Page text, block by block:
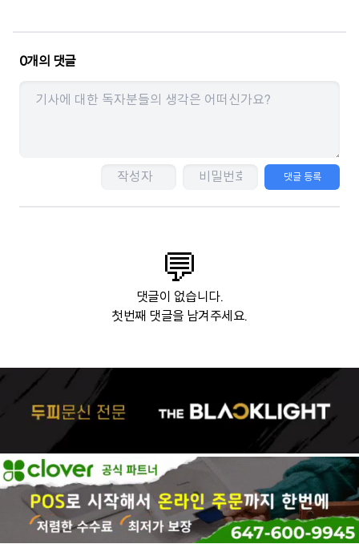
0개의 댓글
댓글 등록
💬
댓글이 없습니다.
첫번째 댓글을 남겨주세요.